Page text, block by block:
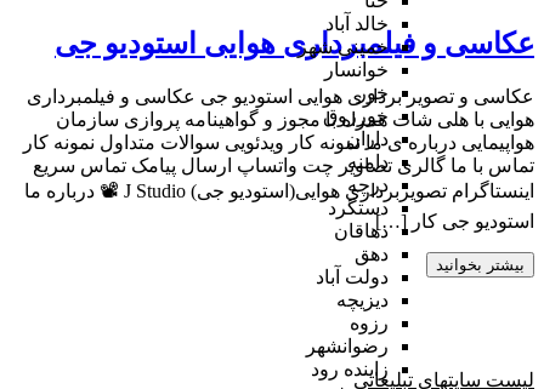
خالد آباد
خمینی شهر
خوانسار
خور
خورزوق
داران
دامنه
درچه
دستگرد
دهاقان
دهق
دولت آباد
دیزیچه
رزوه
رضوانشهر
زاینده رود
عکاسی و فیلمبرداری هوایی استودیو جی
عکاسی و تصویر برداری هوایی استودیو جی عکاسی و فیلمبرداری
هوایی با هلی شات همراه با مجوز و گواهینامه پروازی سازمان
هواپیمایی درباره ی ما نمونه کار ویدئویی سوالات متداول نمونه کار
تماس با ما گالری تصاویر چت واتساپ ارسال پیامک تماس سریع
اینستاگرام تصویربرداری هوایی(استودیو جی) J Studio 📽 درباره ما
استودیو جی کار […]
بیشتر بخوانید
لیست سایتهای تبلیغاتی